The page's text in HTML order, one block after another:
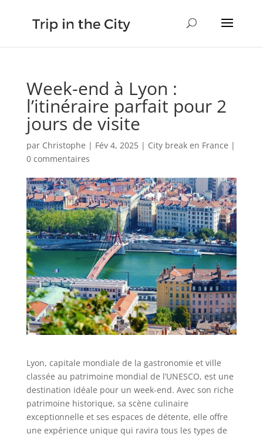
Week-end à Lyon :
l’itinéraire parfait pour 2
jours de visite
par Christophe | Fév 4, 2025| City break en France |
0 commentaires
Lyon, capitale mondiale de la gastronomie et ville
classée au patrimoine mondial de l’UNESCO, est une
destination idéale pour un week-end. Avec son riche
patrimoine historique, sa scène culinaire
exceptionnelle et ses espaces de détente, elle offre
une expérience unique qui ravira tous les types de